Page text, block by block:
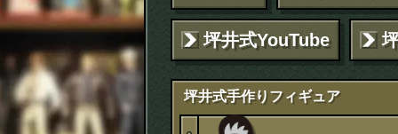
坪井式YouTube
坪井式手作りフィギュア